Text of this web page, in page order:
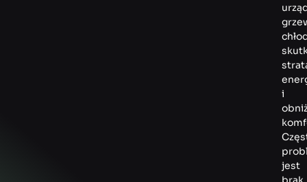
i
jest